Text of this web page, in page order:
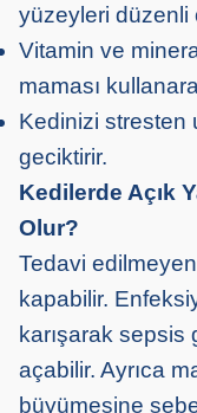
yüzeyleri düzenli
Vitamin ve
maması
Kedinizi stresten
geciktirir.
Kedilerde Açık
Olur?
Tedavi
kapabilir.
karışarak sepsis
açabilir. Ayrıca
büyümesine